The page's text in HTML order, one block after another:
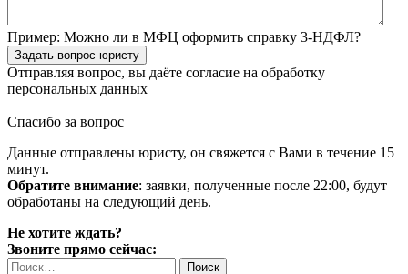
Пример: Можно ли в МФЦ оформить справку 3-НДФЛ?
Задать вопрос юристу
Отправляя вопрос, вы даёте согласие на обработку
персональных данных
Спасибо за вопрос
Данные отправлены юристу, он свяжется с Вами в течение 15
минут.
Обратите внимание: заявки, полученные после 22:00, будут
обработаны на следующий день.
Не хотите ждать?
Звоните прямо сейчас:
Найти: